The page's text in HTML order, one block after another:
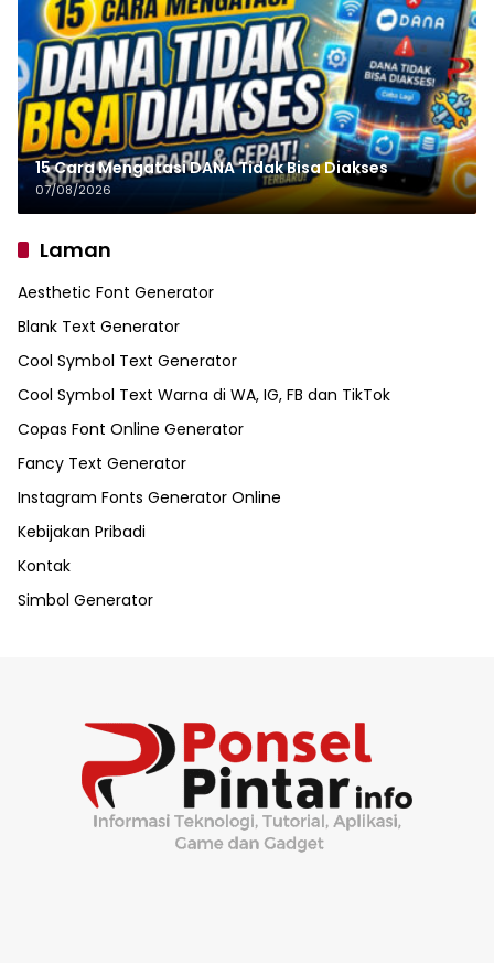
15 Cara Mengatasi DANA Tidak Bisa Diakses
07/08/2026
Laman
Aesthetic Font Generator
Blank Text Generator
Cool Symbol Text Generator
Cool Symbol Text Warna di WA, IG, FB dan TikTok
Copas Font Online Generator
Fancy Text Generator
Instagram Fonts Generator Online
Kebijakan Pribadi
Kontak
Simbol Generator